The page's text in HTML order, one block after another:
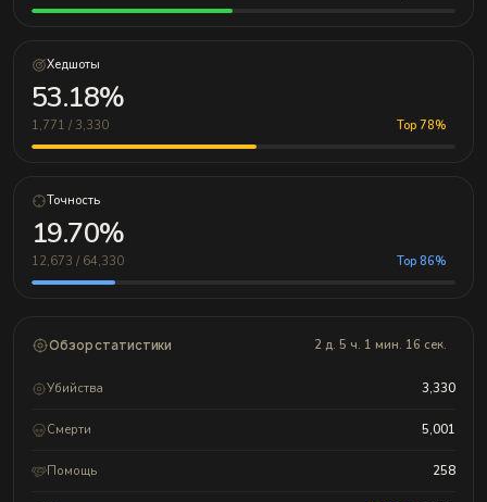
Хедшоты
53.18%
1,771 / 3,330 Top 78%
Точность
19.70%
12,673 / 64,330 Top 86%
Обзор статистики 2 д. 5 ч. 1 мин. 16 сек.
Убийства 3,330
Смерти 5,001
Помощь 258